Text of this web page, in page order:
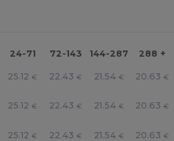
24-71 72-143 144-287 288 +
25.12 € 22.43 € 21.54 € 20.63 €
25.12 € 22.43 € 21.54 € 20.63 €
25.12 € 22.43 € 21.54 € 20.63 €